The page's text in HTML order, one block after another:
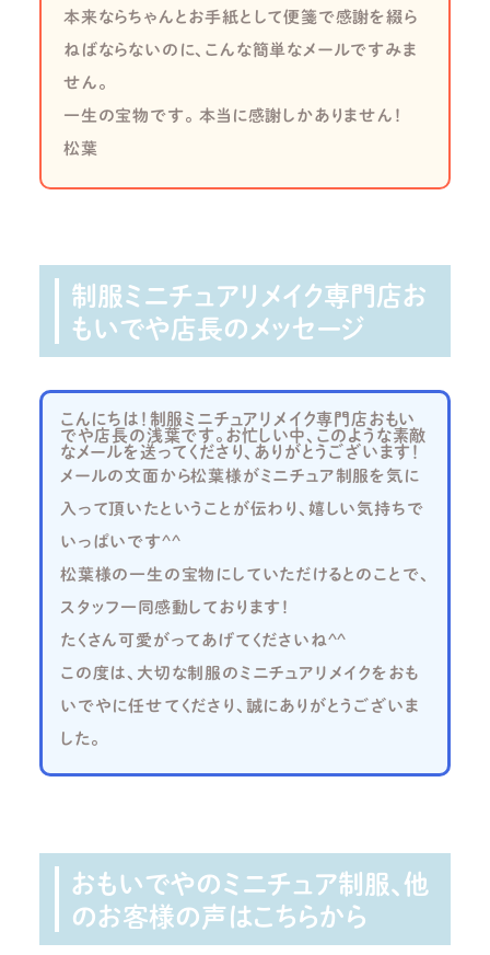
本来ならちゃんとお手紙として便箋で感謝を綴ら
ねばならないのに、こんな簡単なメールですみま
せん。
一生の宝物です。 本当に感謝しかありません！
松葉
制服ミニチュアリメイク専門店お
もいでや店長のメッセージ
こんにちは！制服ミニチュアリメイク専門店おもい
でや店長の浅葉です。お忙しい中、このような素敵
なメールを送ってくださり、ありがとうございます！
メールの文面から松葉様がミニチュア制服を気に
入って頂いたということが伝わり、嬉しい気持ちで
いっぱいです^^
松葉様の一生の宝物にしていただけるとのことで、
スタッフ一同感動しております！
たくさん可愛がってあげてくださいね^^
この度は、大切な制服のミニチュアリメイクをおも
いでやに任せてくださり、誠にありがとうございま
した。
おもいでやのミニチュア制服、他
のお客様の声はこちらから